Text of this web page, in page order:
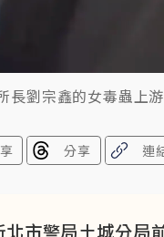
長劉宗鑫的女毒蟲上
分享 連
北市警局土城分